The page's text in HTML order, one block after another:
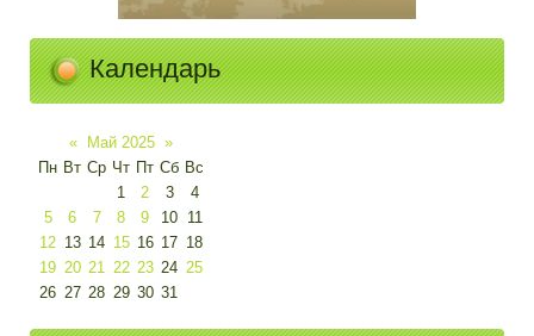
Календарь
« Май 2025 »
Пн Вт Ср Чт Пт Сб Вс
1
2 3
4
5
6 7 8 9 10 11
12 13 14 15 16 17 18
19 20 21 22 23 24 25
26 27 28 29 30 31